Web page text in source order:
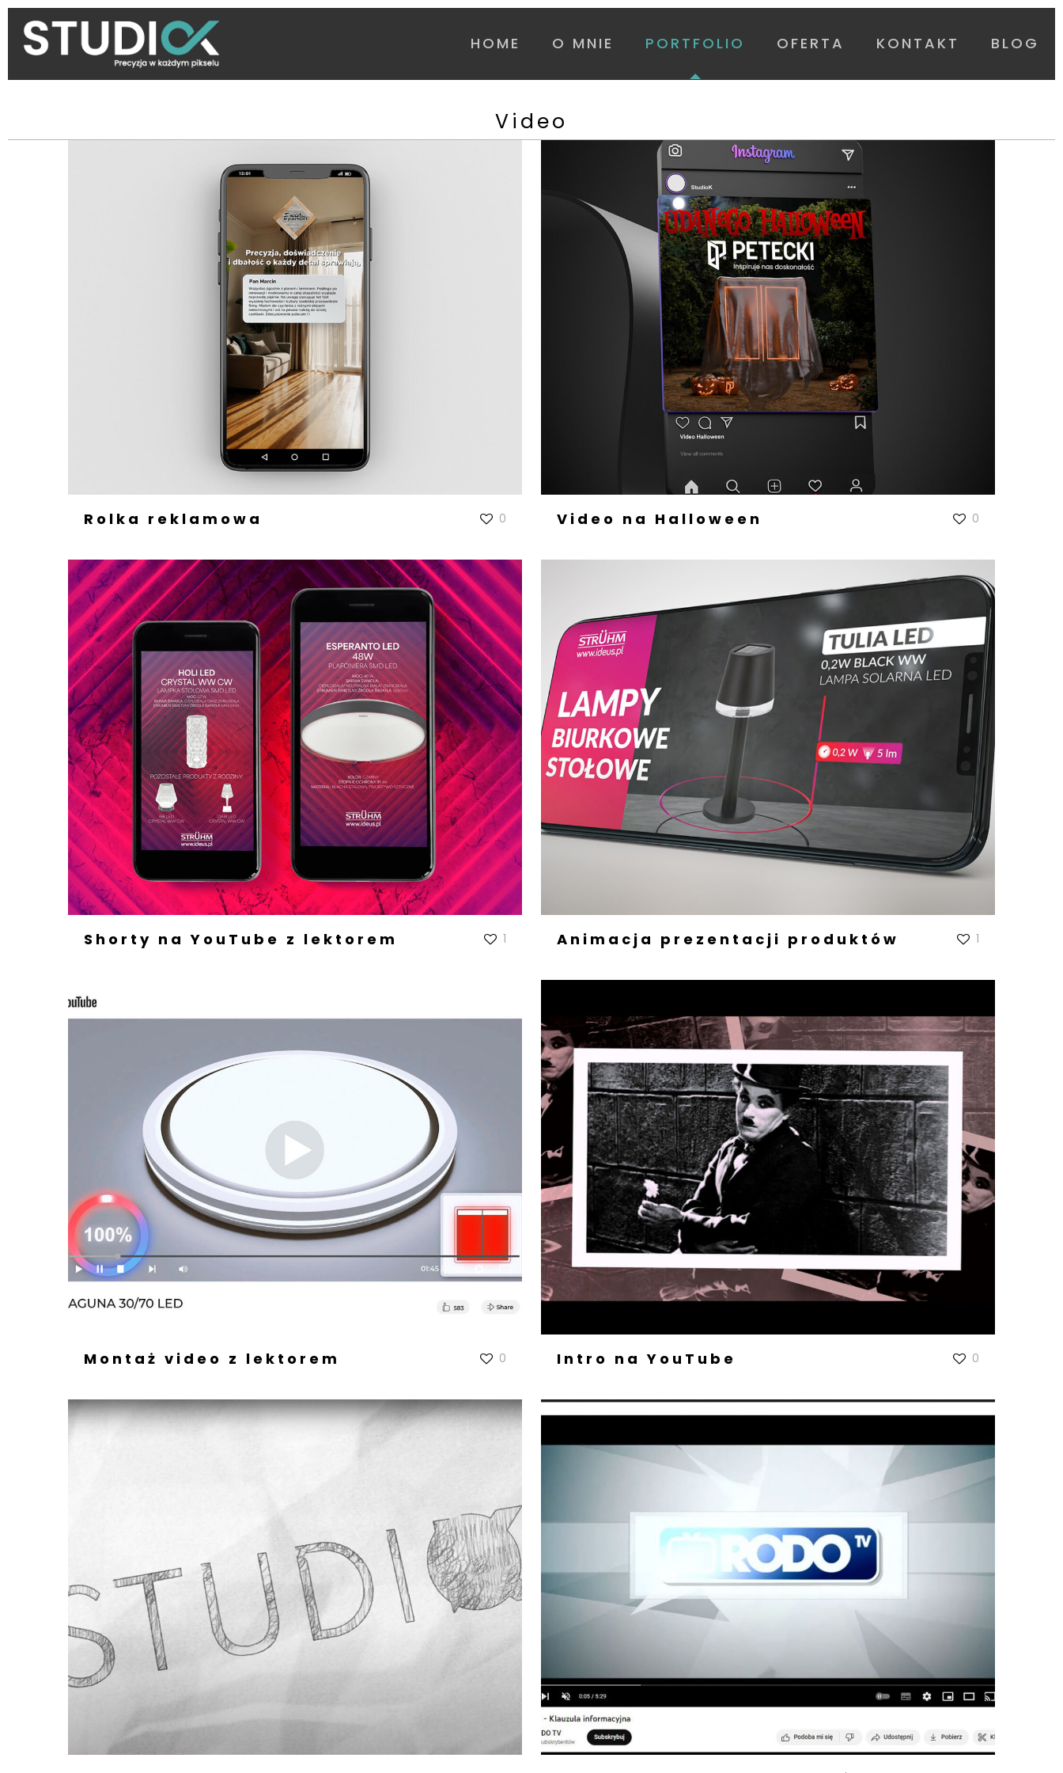
HOME O MNIE PORTFOLIO OFERTA KONTAKT BLOG
Video
Rolka reklamowa 0 Video na Halloween 0
Shorty na YouTube z lektorem 1 Animacja prezentacji produktów 1
Montaż video z lektorem 0 Intro na YouTube 0